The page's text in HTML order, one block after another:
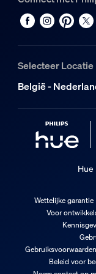
Extra
Dimbaar met
Vast
Bundelhoek
Kleurweergave-
≥80
Selecteer Locatie
België -
Hue
Wettelijke garantie
Voor
Beleid voor